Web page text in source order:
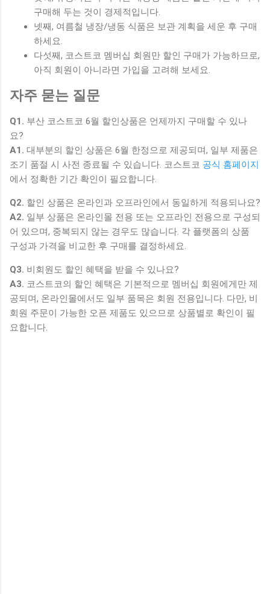
구매해 두는 것이 경제적입니다.
넷째, 여름철 냉장/냉동 식품은 보관 계획을 세운 후 구매
하세요.
다섯째, 코스트코 멤버십 회원만 할인 구매가 가능하므로,
아직 회원이 아니라면 가입을 고려해 보세요.
자주 묻는 질문
Q1. 부산 코스트코 6월 할인상품은 언제까지 구매할 수 있나
요?
A1. 대부분의 할인 상품은 6월 한정으로 제공되며, 일부 제품은
조기 품절 시 사전 종료될 수 있습니다. 코스트코 공식 홈페이지
에서 정확한 기간 확인이 필요합니다.
Q2. 할인 상품은 온라인과 오프라인에서 동일하게 적용되나요?
A2. 일부 상품은 온라인몰 전용 또는 오프라인 전용으로 구성되
어 있으며, 중복되지 않는 경우도 많습니다. 각 플랫폼의 상품
구성과 가격을 비교한 후 구매를 결정하세요.
Q3. 비회원도 할인 혜택을 받을 수 있나요?
A3. 코스트코의 할인 혜택은 기본적으로 멤버십 회원에게만 제
공되며, 온라인몰에서도 일부 품목은 회원 전용입니다. 다만, 비
회원 주문이 가능한 오픈 제품도 있으므로 상품별로 확인이 필
요합니다.